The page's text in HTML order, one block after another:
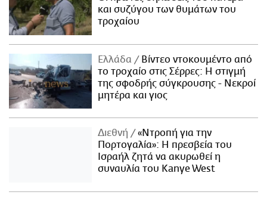
και συζύγου των θυμάτων του
τροχαίου
Ελλάδα
Βίντεο ντοκουμέντο από
το τροχαίο στις Σέρρες: Η στιγμή
της σφοδρής σύγκρουσης - Νεκροί
μητέρα και γιος
Διεθνή
«Ντροπή για την
Πορτογαλία»: Η πρεσβεία του
Ισραήλ ζητά να ακυρωθεί η
συναυλία του Kanye West